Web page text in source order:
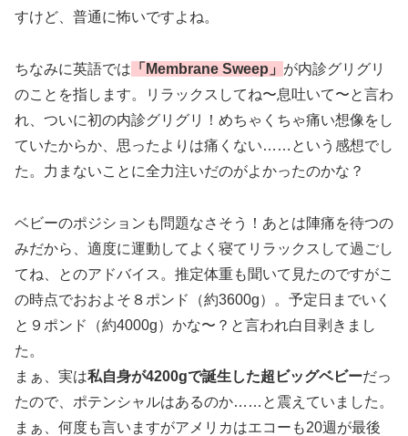
すけど、普通に怖いですよね。
ちなみに英語では 「Membrane Sweep」 が内診グリグリ
のことを指します。リラックスしてね〜息吐いて〜と言わ
れ、ついに初の内診グリグリ！めちゃくちゃ痛い想像をし
ていたからか、思ったよりは痛くない……という感想でし
た。力まないことに全力注いだのがよかったのかな？
ベビーのポジションも問題なさそう！あとは陣痛を待つの
みだから、適度に運動してよく寝てリラックスして過ごし
てね、とのアドバイス。推定体重も聞いて見たのですがこ
の時点でおおよそ８ポンド（約3600g）。予定日までいく
と９ポンド（約4000g）かな〜？と言われ白目剥きまし
た。
まぁ、実は私自身が4200gで誕生した超ビッグベビーだっ
たので、ポテンシャルはあるのか……と震えていました。
まぁ、何度も言いますがアメリカはエコーも20週が最後